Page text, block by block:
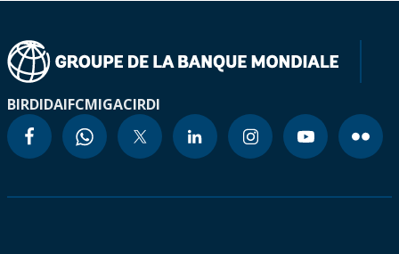
BIRDIDAIFCMIGACIRDI